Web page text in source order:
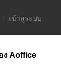
เข้าสู่ระบบ
ง Aoffice